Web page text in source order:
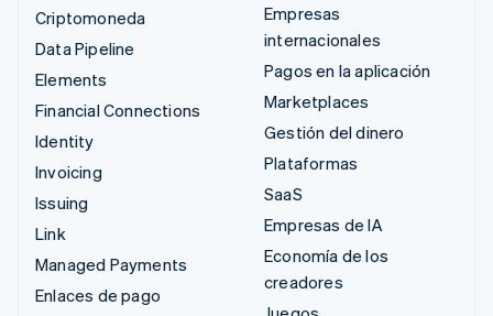
Criptomoneda
Data Pipeline
Elements
Financial Connections
Identity
Invoicing
Issuing
Link
Managed Payments
Enlaces de pago
Empresas
internacionales
Pagos en la aplicación
Marketplaces
Gestión del dinero
Plataformas
SaaS
Empresas de IA
Economía de los
creadores